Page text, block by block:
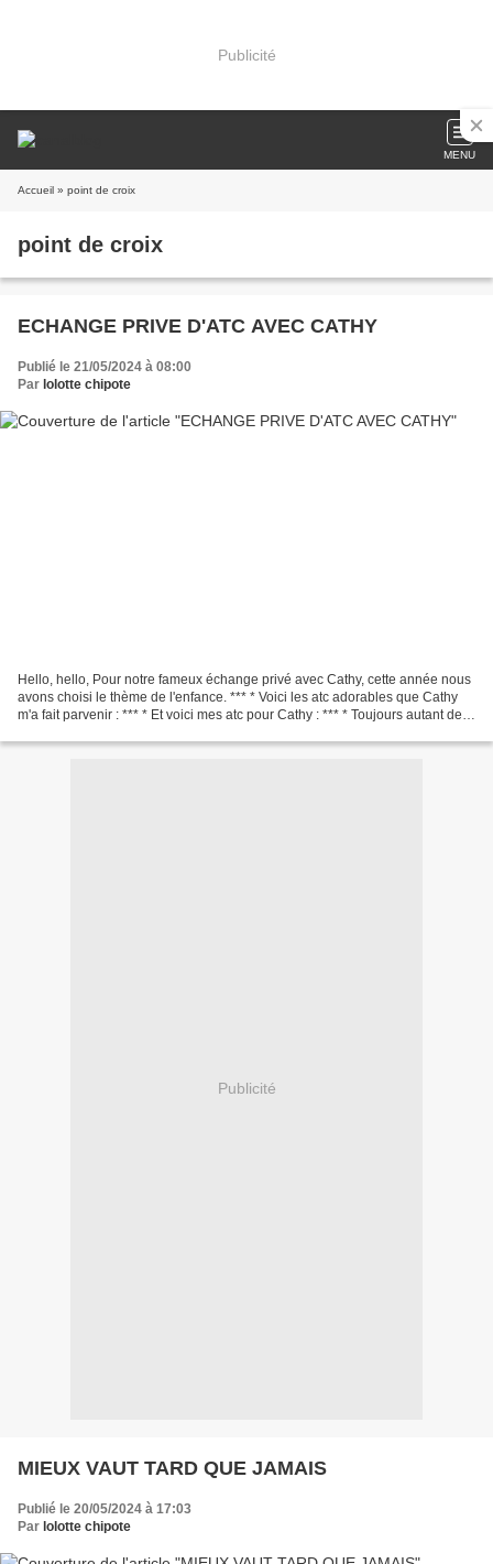
Publicité
MENU
Accueil » point de croix
point de croix
ECHANGE PRIVE D'ATC AVEC CATHY
Publié le 21/05/2024 à 08:00
Par lolotte chipote
Hello, hello, Pour notre fameux échange privé avec Cathy, cette année nous
avons choisi le thème de l'enfance. *** * Voici les atc adorables que Cathy
m'a fait parvenir : *** * Et voici mes atc pour Cathy : *** * Toujours autant de
Publicité
MIEUX VAUT TARD QUE JAMAIS
Publié le 20/05/2024 à 17:03
Par lolotte chipote